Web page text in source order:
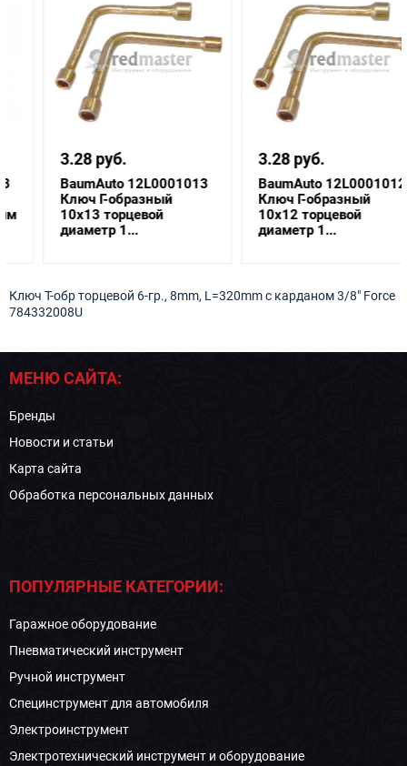
3.28 руб.
BaumAuto 12L0001013
Ключ Г-образный
10х13 торцевой
диаметр 1...
3.28 руб.
BaumAuto 12L0001012
Ключ Г-образный
10х12 торцевой
диаметр 1...
Ключ Т-обр торцевой 6-гр., 8mm, L=320mm с карданом 3/8" Force
784332008U
МЕНЮ САЙТА:
Бренды
Новости и статьи
Карта сайта
Обработка персональных данных
ПОПУЛЯРНЫЕ КАТЕГОРИИ:
Гаражное оборудование
Пневматический инструмент
Ручной инструмент
Специнструмент для автомобиля
Электроинструмент
Электротехнический инструмент и оборудование